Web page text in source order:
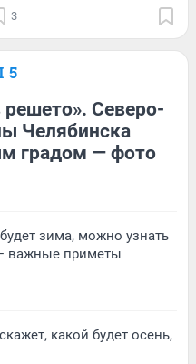
3
5
Северо-
Челябинска
градом — фото
зима, можно узнать
важные приметы
какой будет осень,